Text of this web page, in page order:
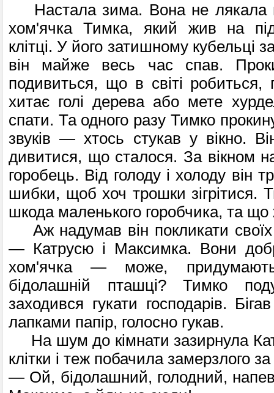
Настала зима. Вона не лякала
хом'ячка Тимка, який жив на
клітці. У його затишному кубельці
він майже весь час спав.
подивиться, що в світі робиться,
хитає голі дерева або мете
спати. Та одного разу Тимко
звуків — хтось стукав у вікно.
дивитися, що сталося. За вікном
горобець. Від голоду і холоду він
шибки, щоб хоч трошки зігрітися.
шкода маленького горобчика, та що
Аж надумав він покликати своїх
— Катрусю і Максимка. Вони
хом'ячка — може,
бідолашній пташці? Тимко
заходився гукати господарів.
лапками папір, голосно гукав.
На шум до кімнати зазирнула
клітки і теж побачила замерзлого
— Ой, бідолашний, голодний,